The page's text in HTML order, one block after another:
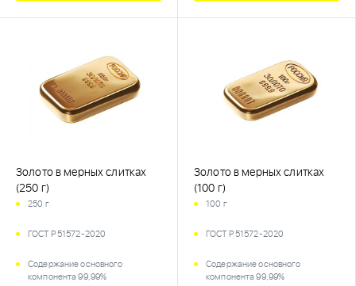
Золото в мерных слитках
(250 г)
250 г
ГОСТ Р 51572-2020
Содержание основного
компонента 99,99%
Золото в мерных слитках
(100 г)
100 г
ГОСТ Р 51572-2020
Содержание основного
компонента 99,99%